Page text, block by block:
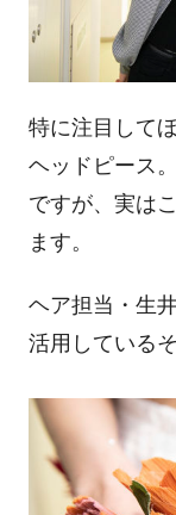
特に注目して
ヘッドピース
ですが、実は
ます。
ヘア担当・生
活用しているそ